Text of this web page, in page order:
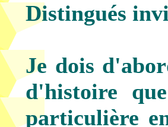
Distingués
Je dois
d'histoire
particulière